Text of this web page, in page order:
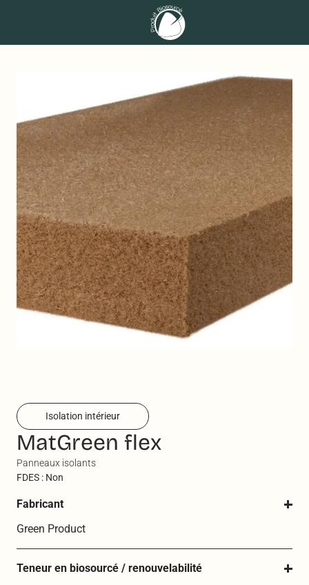
Isolation intérieur
MatGreen flex
Panneaux isolants
FDES : Non
Fabricant
Green Product
Teneur en biosourcé / renouvelabilité